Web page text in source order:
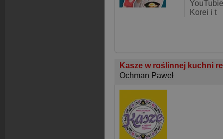
Korei i t
Kasze w roślinnej kuchni
Ochman Paweł